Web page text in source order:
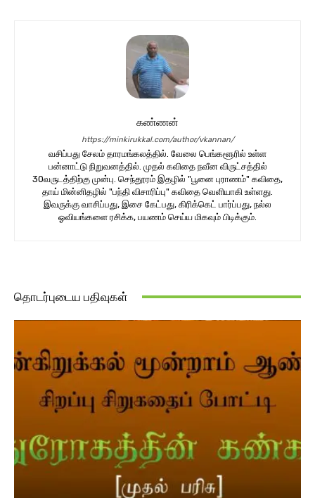
கண்ணன்
https://minkirukkal.com/author/vkannan/
வசிப்பது சேலம் தாரமங்கலத்தில். வேலை பெங்களூரில் உள்ள
பன்னாட்டு நிறுவனத்தில். முதல் கவிதை நவீன விருட்சத்தில்
30வருடத்திற்கு முன்பு. செந்தூரம் இதழில் "பூனை புராணம்" கவிதை,
தாய் மின்னிதழில் "பந்தி விசாரிப்பு" கவிதை வெளியாகி உள்ளது.
இவருக்கு வாசிப்பது, இசை கேட்பது, கிரிக்கெட் பார்ப்பது, நல்ல
ஓவியங்களை ரசிக்க, பயணம் செய்ய மிகவும் பிடிக்கும்.
தொடர்புடைய பதிவுகள்